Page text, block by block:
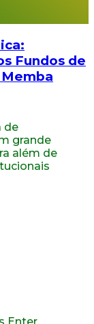
Fundos de
de
grande
além de